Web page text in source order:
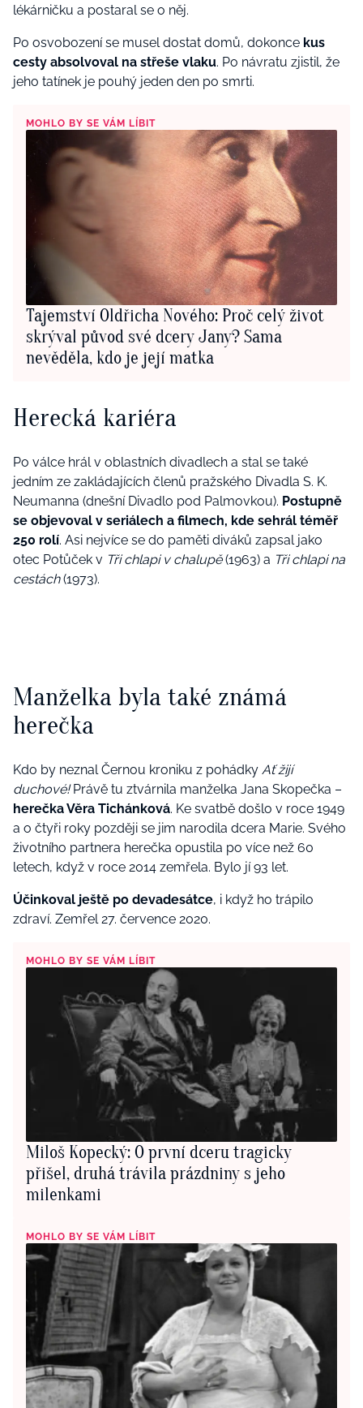
lékárničku a postaral se o něj.
Po osvobození se musel dostat domů, dokonce kus
cesty absolvoval na střeše vlaku. Po návratu zjistil, že
jeho tatínek je pouhý jeden den po smrti.
MOHLO BY SE VÁM LÍBIT
Tajemství Oldřicha Nového: Proč celý život
skrýval původ své dcery Jany? Sama
nevěděla, kdo je její matka
Herecká kariéra
Po válce hrál v oblastních divadlech a stal se také
jedním ze zakládajících členů pražského Divadla S. K.
Neumanna (dnešní Divadlo pod Palmovkou). Postupně
se objevoval v seriálech a filmech, kde sehrál téměř
250 rolí. Asi nejvíce se do paměti diváků zapsal jako
otec Potůček v Tři chlapi v chalupě(1963) a Tři chlapi na
cestách(1973).
Manželka byla také známá
herečka
Kdo by neznal Černou kroniku z pohádky Ať žijí
duchové!Právě tu ztvárnila manželka Jana Skopečka –
herečka Věra Tichánková. Ke svatbě došlo v roce 1949
a o čtyři roky později se jim narodila dcera Marie. Svého
životního partnera herečka opustila po více než 60
letech, když v roce 2014 zemřela. Bylo jí 93 let.
Účinkoval ještě po devadesátce, i když ho trápilo
zdraví. Zemřel 27. července 2020.
MOHLO BY SE VÁM LÍBIT
Miloš Kopecký: O první dceru tragicky
přišel, druhá trávila prázdniny s jeho
milenkami
MOHLO BY SE VÁM LÍBIT